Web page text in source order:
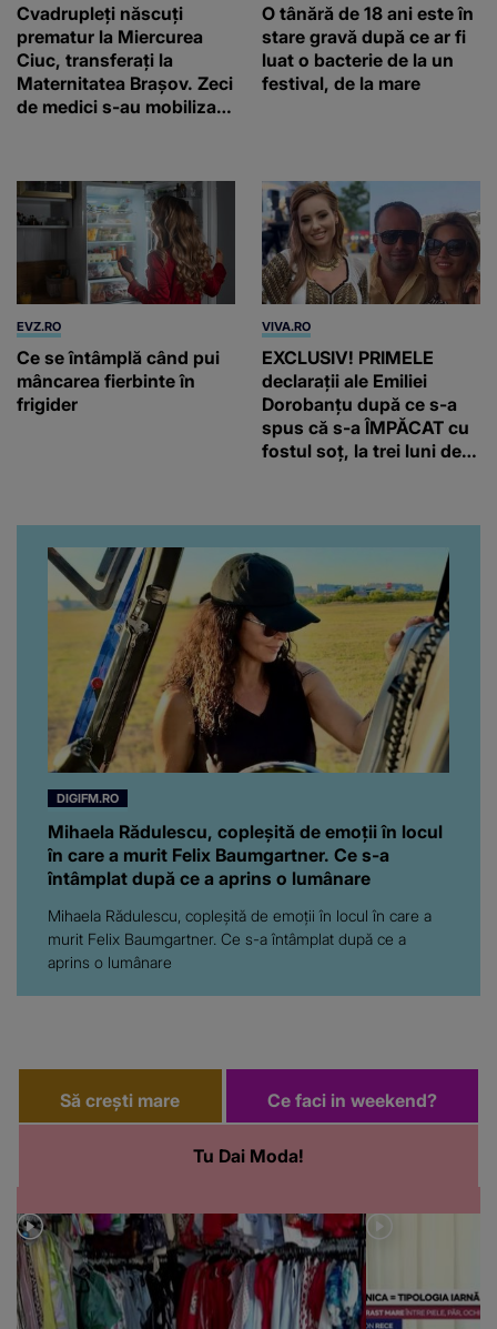
Cvadrupleți născuți
prematur la Miercurea
Ciuc, transferați la
Maternitatea Brașov. Zeci
de medici s-au mobilizat
800 grame
O tânără de 18 ani este în
stare gravă după ce ar fi
luat o bacterie de la un
festival, de la mare
EVZ.RO
Ce se întâmplă când pui
mâncarea fierbinte în
frigider
VIVA.RO
EXCLUSIV! PRIMELE
declarații ale Emiliei
Dorobanțu după ce s-a
spus că s-a ÎMPĂCAT cu
fostul soț, la trei luni de
artistă i-a lăsat MASCĂ
chiar a rupt tăcerea:
”Poate că aveam să ne
spunem, să ne...”
DIGIFM.RO
Mihaela Rădulescu, copleşită de emoţii în locul
în care a murit Felix Baumgartner. Ce s-a
întâmplat după ce a aprins o lumânare
Mihaela Rădulescu, copleşită de emoţii în locul în care a
murit Felix Baumgartner. Ce s-a întâmplat după ce a
aprins o lumânare
Să crești mare
Tu Dai Moda!
Ce faci in weekend?